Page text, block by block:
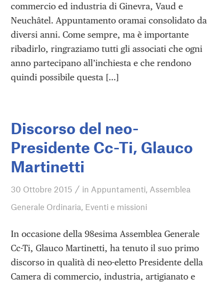
commercio ed industria di Ginevra, Vaud e
Neuchâtel. Appuntamento oramai consolidato da
diversi anni. Come sempre, ma è importante
ribadirlo, ringraziamo tutti gli associati che ogni
anno partecipano all’inchiesta e che rendono
quindi possibile questa […]
Discorso del neo-
Presidente Cc-Ti, Glauco
Martinetti
30 Ottobre 2015 / in Appuntamenti, Assemblea
Generale Ordinaria, Eventi e missioni
In occasione della 98esima Assemblea Generale
Cc-Ti, Glauco Martinetti, ha tenuto il suo primo
discorso in qualità di neo-eletto Presidente della
Camera di commercio, industria, artigianato e